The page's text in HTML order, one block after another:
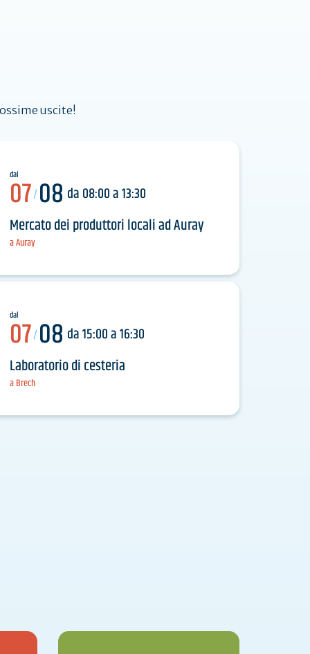
uscite!
dal
07/08 da 08:00 a 13:30
Mercato dei produttori locali ad Auray
a Auray
dal
07/08 da 15:00 a 16:30
Laboratorio di cesteria
a Brech